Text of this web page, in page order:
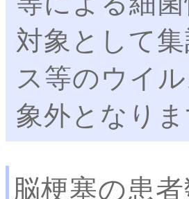
対象として
ス等のウイ
象外となりま
脳梗塞の患